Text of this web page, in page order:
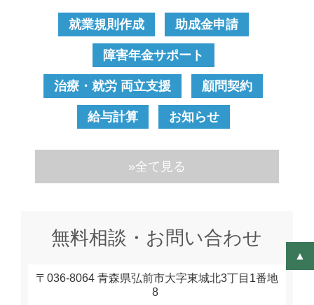
就業規則作成 助成金申請
障害年金サポート
治療・就労 両立支援 顧問契約
給与計算 お知らせ
»全て見る
無料相談・お問い合わせ
〒036-8064 青森県弘前市大字東城北3丁目1番地
8
▲